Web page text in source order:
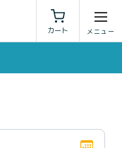
カート
定商取引法に基づく表示